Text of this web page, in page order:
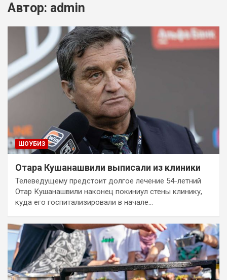
Автор: admin
ШОУБИЗ
Отара Кушанашвили выписали из клиники
Телеведущему предстоит долгое лечение 54-летний
Отар Кушанашвили наконец покиниул стены клинику,
куда его госпитализировали в начале…